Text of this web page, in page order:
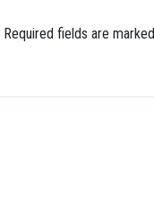
Required fields are marked